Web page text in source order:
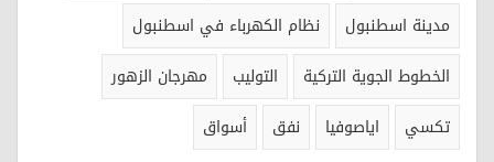
مدينة اسطنبول
نظام الكهرباء في اسطنبول
الخطوط الجوية التركية
التوليب
مهرجان الزهور
تكسي
اياصوفيا نفق أسواق